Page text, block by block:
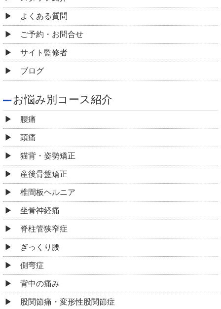
よくある質問
ご予約・お問合せ
サイト監修者
ブログ
お悩み別コース紹介
腰痛
頭痛
猫背・姿勢矯正
産後骨盤矯正
椎間板ヘルニア
坐骨神経痛
脊柱管狭窄症
ぎっくり腰
側弯症
背中の痛み
股関節痛・変形性股関節症